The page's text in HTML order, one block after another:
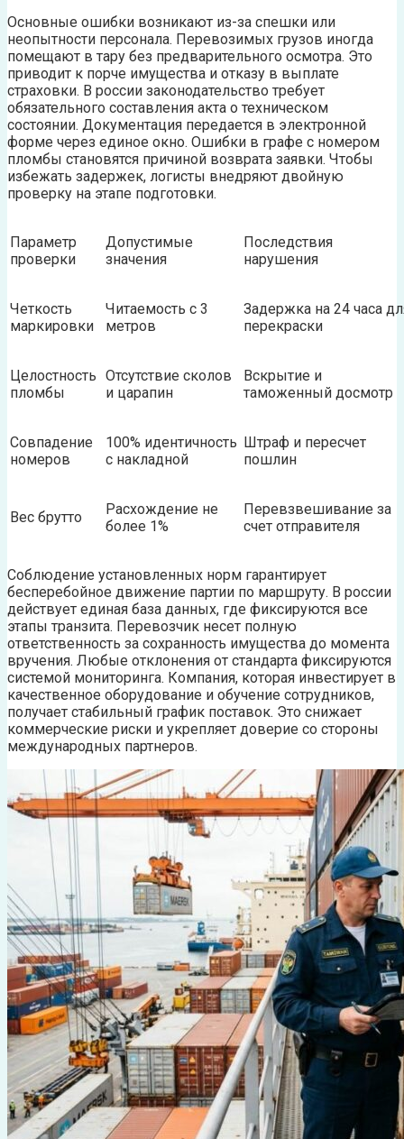
Основные ошибки возникают из-за спешки или
неопытности персонала. Перевозимых грузов иногда
помещают в тару без предварительного осмотра. Это
приводит к порче имущества и отказу в выплате
страховки. В россии законодательство требует
обязательного составления акта о техническом
состоянии. Документация передается в электронной
форме через единое окно. Ошибки в графе с номером
пломбы становятся причиной возврата заявки. Чтобы
избежать задержек, логисты внедряют двойную
проверку на этапе подготовки.
Параметр
проверки
Допустимые
значения
Последствия
нарушения
Четкость
маркировки
Читаемость с 3
метров
Задержка на 24 часа
перекраски
Целостность
пломбы
Отсутствие сколов
и царапин
Вскрытие и
таможенный досмотр
Совпадение
номеров
100% идентичность
с накладной
Штраф и пересчет
пошлин
Вес брутто
Расхождение не
более 1%
Перевзвешивание за
счет отправителя
Соблюдение установленных норм гарантирует
бесперебойное движение партии по маршруту. В россии
действует единая база данных, где фиксируются все
этапы транзита. Перевозчик несет полную
ответственность за сохранность имущества до момента
вручения. Любые отклонения от стандарта фиксируются
системой мониторинга. Компания, которая инвестирует в
качественное оборудование и обучение сотрудников,
получает стабильный график поставок. Это снижает
коммерческие риски и укрепляет доверие со стороны
международных партнеров.